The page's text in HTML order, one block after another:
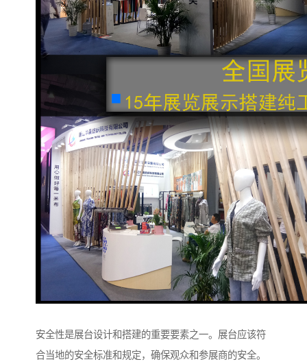
安全性是展台设计和搭建的重要要素之一。展台应该符
合当地的安全标准和规定，确保观众和参展商的安全。